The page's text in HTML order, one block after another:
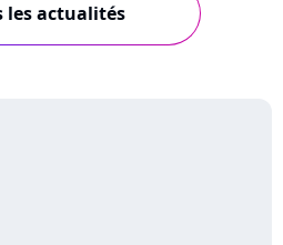
les actualités